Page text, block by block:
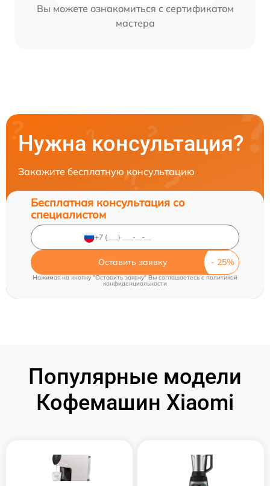
Вы можете ознакомиться с сертификатом
мастера
Нужна консультация?
Закажите бесплатную консультацию
Бесплатная консультация со
специалистом
Оставить заявку
Нажимая на кнопку "Оставить заявку" Вы соглашаетесь cполитикой
конфиденциальности
Популярные модели
Кофемашин Xiaomi